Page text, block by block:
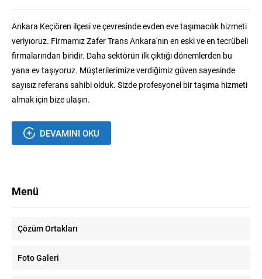
Ankara Keçiören ilçesi ve çevresinde evden eve taşımacılık hizmeti
veriyıoruz. Firmamız Zafer Trans Ankara'nın en eski ve en tecrübeli
firmalarından biridir. Daha sektörün ilk çıktığı dönemlerden bu
yana ev taşıyoruz. Müşterilerimize verdiğimiz güven sayesinde
sayısız referans sahibi olduk. Sizde profesyonel bir taşıma hizmeti
almak için bize ulaşın.
DEVAMINI OKU
Menü
Çözüm Ortakları
Foto Galeri